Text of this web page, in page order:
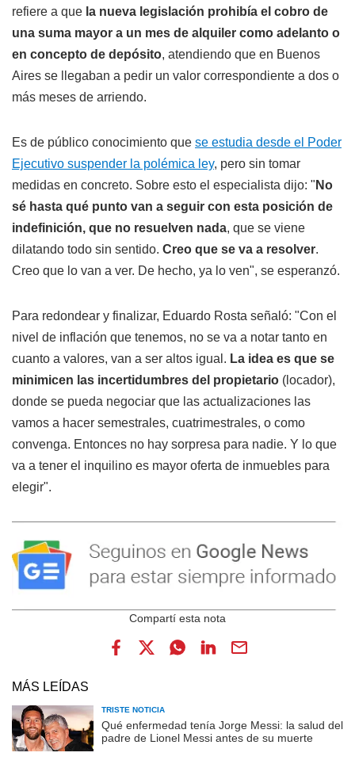
refiere a que la nueva legislación prohibía el cobro de
una suma mayor a un mes de alquiler como adelanto o
en concepto de depósito, atendiendo que en Buenos
Aires se llegaban a pedir un valor correspondiente a dos o
más meses de arriendo.
Es de público conocimiento que se estudia desde el Poder
Ejecutivo suspender la polémica ley, pero sin tomar
medidas en concreto. Sobre esto el especialista dijo: " No
sé hasta qué punto van a seguir con esta posición de
indefinición, que no resuelven nada, que se viene
dilatando todo sin sentido. Creo que se va a resolver.
Creo que lo van a ver. De hecho, ya lo ven", se esperanzó.
Para redondear y finalizar, Eduardo Rosta señaló: "Con el
nivel de inflación que tenemos, no se va a notar tanto en
cuanto a valores, van a ser altos igual. La idea es que se
minimicen las incertidumbres del propietario (locador),
donde se pueda negociar que las actualizaciones las
vamos a hacer semestrales, cuatrimestrales, o como
convenga. Entonces no hay sorpresa para nadie. Y lo que
va a tener el inquilino es mayor oferta de inmuebles para
elegir".
MÁS LEÍDAS
TRISTE NOTICIA
Qué enfermedad tenía Jorge Messi: la salud del
padre de Lionel Messi antes de su muerte